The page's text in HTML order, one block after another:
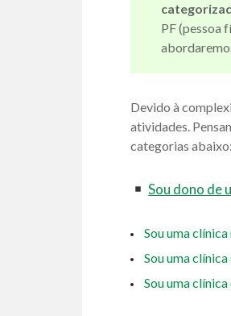
PF (pessoa
Devido à
atividades.
categorias abaixo:
Sou dono de
Sou uma
Sou uma clínica
Sou uma clínica